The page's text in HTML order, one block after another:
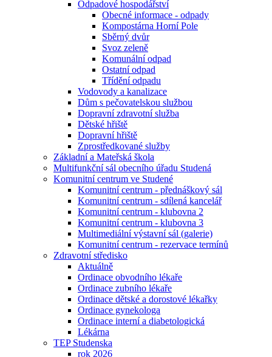
Odpadové hospodářství
Obecné informace - odpady
Kompostárna Horní Pole
Sběrný dvůr
Svoz zeleně
Komunální odpad
Ostatní odpad
Třídění odpadu
Vodovody a kanalizace
Dům s pečovatelskou službou
Dopravní zdravotní služba
Dětské hřiště
Dopravní hřiště
Zprostředkované služby
Základní a Mateřská škola
Multifunkční sál obecního úřadu Studená
Komunitní centrum ve Studené
Komunitní centrum - přednáškový sál
Komunitní centrum - sdílená kancelář
Komunitní centrum - klubovna 2
Komunitní centrum - klubovna 3
Multimediální výstavní sál (galerie)
Komunitní centrum - rezervace termínů
Zdravotní středisko
Aktuálně
Ordinace obvodního lékaře
Ordinace zubního lékaře
Ordinace dětské a dorostové lékařky
Ordinace gynekologa
Ordinace interní a diabetologická
Lékárna
TEP Studenska
rok 2026